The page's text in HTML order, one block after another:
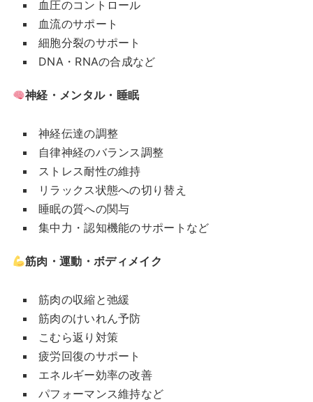
血圧のコントロール
血流のサポート
細胞分裂のサポート
DNA・RNAの合成など
神経・メンタル・睡眠
神経伝達の調整
自律神経のバランス調整
ストレス耐性の維持
リラックス状態への切り替え
睡眠の質への関与
集中力・認知機能のサポートなど
筋肉・運動・ボディメイク
筋肉の収縮と弛緩
筋肉のけいれん予防
こむら返り対策
疲労回復のサポート
エネルギー効率の改善
パフォーマンス維持など